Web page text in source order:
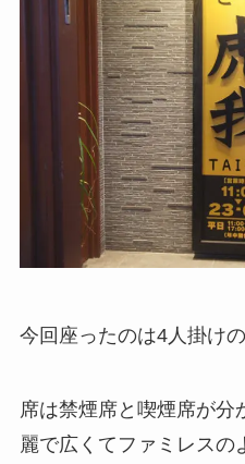
今回座ったのは4人掛けの
席は禁煙席と喫煙席が分
麗で広くてファミレスの